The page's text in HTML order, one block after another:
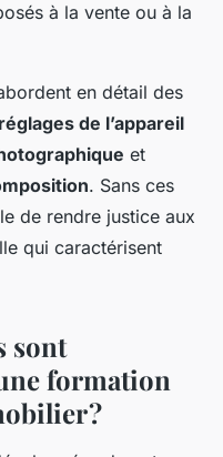
à la vente ou à la
en détail des
réglages de l’appareil
et
. Sans ces
de rendre justice aux
qui caractérisent
sont
formation
?